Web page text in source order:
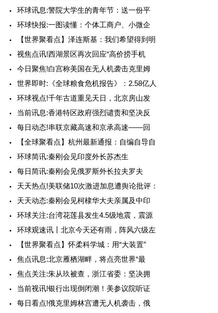
环球讯息:警院大学生的青年节：送一份平
环球快报:一图读懂：个体工商户、小微企
【世界聚看点】泽连斯基：我们希望得到明
视焦点讯!西湖景区再次回应“高价捞手机
今日聚焦!白宫称美国在无人机袭击克里姆
世界即时:《全球粮食危机报告》：2.58亿人
环球视点!千年古道重见天日，北京房山发
当前讯息:香港特区政府强烈谴责和坚决反
每日动态!串联京藏高速和京承高速——回
【全球聚看点】杭州最新通报：自编自导自
环球简讯:秦刚会见印度外长苏杰生
每日简讯:秦刚会见俄罗斯外长拉夫罗夫
天天热点!美联储10次激进加息遭舆论批评：
天天动态:秦刚会见柯棣华大夫亲属及中印
环球关注:台湾花莲县发生4.5级地震，震源
环球观速讯丨北京今天还有雨，阵风六级左
【世界聚看点】怀柔科学城：用“大装置”
焦点讯息:北京雁栖湖畔，将点亮世界“最
焦点关注:朱从玖被查，浙江省委：坚决拥
当前视讯!银行出现倒闭潮！美参议院听证
每日看点!俄克里姆林宫遭无人机袭击，俄